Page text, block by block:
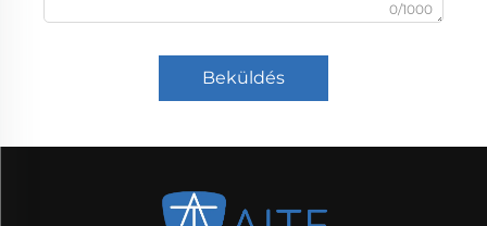
0/1000
Beküldés